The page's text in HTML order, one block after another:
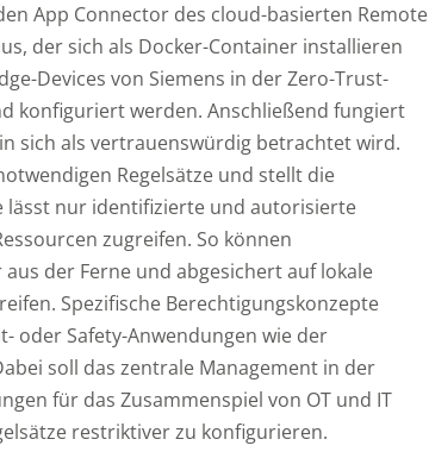
App Connector des cloud-basierten Remote
der sich als Docker-Container installieren
Devices von Siemens in der Zero-Trust-
konfiguriert werden. Anschließend fungiert
sich als vertrauenswürdig betrachtet wird.
Regelsätze und stellt die
lässt nur identifizierte und autorisierte
zugreifen. So können
der Ferne und abgesichert auf lokale
Spezifische Berechtigungskonzepte
oder Safety-Anwendungen wie der
soll das zentrale Management in der
für das Zusammenspiel von OT und IT
restriktiver zu konfigurieren.